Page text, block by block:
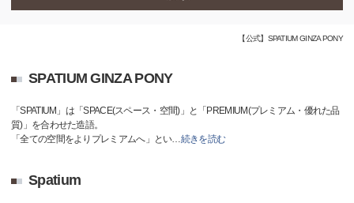
【公式】SPATIUM GINZA PONY
SPATIUM GINZA PONY
「SPATIUM」は「SPACE(スペース・空間)」と「PREMIUM(プレミアム・優れた品
質)」を合わせた造語。
「全ての空間をよりプレミアムへ」とい…続きを読む
Spatium